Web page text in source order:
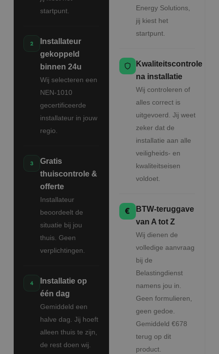
startpunt.
Installateur
gekoppeld
binnen 24u
Wij selecteren een
NEN-1010
gecertificeerde
installateur in jouw
regio.
Gratis
thuiscontrole &
offerte
Installateur
beoordeelt de
situatie bij jou
thuis. Geen
verplichtingen.
Installatie op
één dag
Gemiddeld een
halve dag. Jij hoeft
alleen thuis te zijn,
de rest doen wij.
Energy Solutions,
jij kiest het
startpunt.
Kwaliteitscontrole
na installatie
Wij controleren of
alles correct is
uitgevoerd. Jij weet
zeker dat de
installatie aan alle
veiligheids- en
kwaliteitseisen
voldoet.
BTW-teruggave
van A tot Z
Wij dienen de
volledige aanvraag
bij de
Belastingdienst
namens jou in.
Geen formulieren,
geen gedoe.
Gemiddeld €678
terug op dit
product.